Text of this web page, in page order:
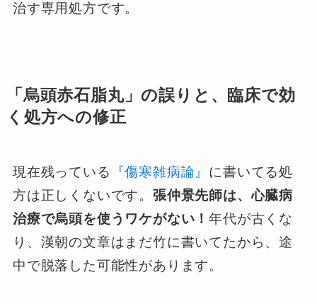
治す専用処方です。
「烏頭赤石脂丸」の誤りと、臨床で効
く処方への修正
現在残っている 『傷寒雑病論』 に書いてる処
方は正しくないです。 張仲景先師は、心臓病
治療で烏頭を使うワケがない！年代が古くな
り、漢朝の文章はまだ竹に書いてたから、途
中で脱落した可能性があります。